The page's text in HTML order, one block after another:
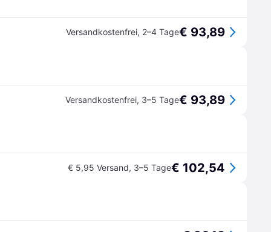
Versandkostenfrei, 2–4 Tage€ 93,89
Versandkostenfrei, 3–5 Tage€ 93,89
€ 5,95 Versand, 3–5 Tage€ 102,54